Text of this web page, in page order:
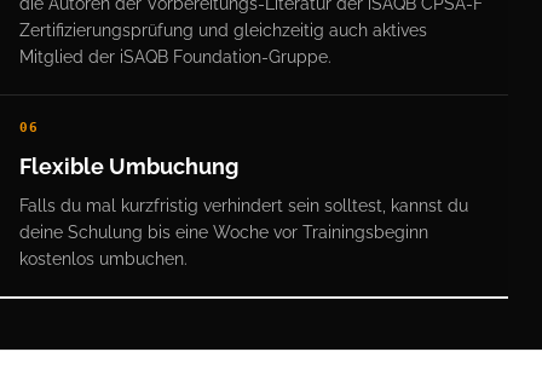
Zertifizierungsprüfung und gleichzeitig auch aktives
Mitglied der iSAQB Foundation-Gruppe.
06
Flexible Umbuchung
Falls du mal kurzfristig verhindert sein solltest, kannst du
deine Schulung bis eine Woche vor Trainingsbeginn
kostenlos umbuchen.